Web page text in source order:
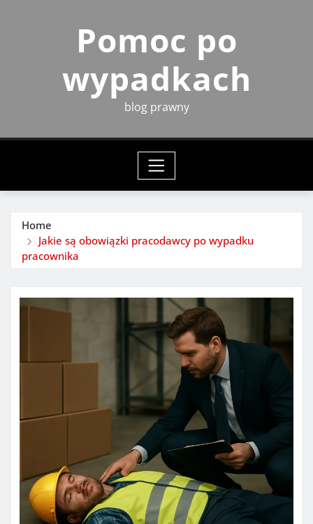
Pomoc po
wypadkach
blog prawny
Home
Jakie są obowiązki pracodawcy po wypadku
pracownika